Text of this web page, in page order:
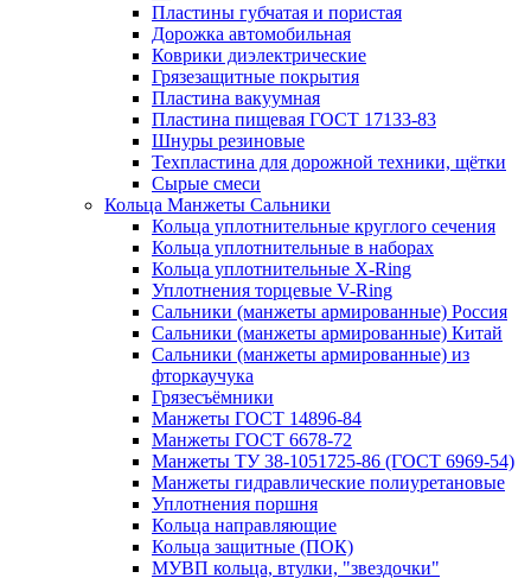
Пластины губчатая и пористая
Дорожка автомобильная
Коврики диэлектрические
Грязезащитные покрытия
Пластина вакуумная
Пластина пищевая ГОСТ 17133-83
Шнуры резиновые
Техпластина для дорожной техники, щётки
Сырые смеси
Кольца Манжеты Сальники
Кольца уплотнительные круглого сечения
Кольца уплотнительные в наборах
Кольца уплотнительные Х-Ring
Уплотнения торцевые V-Ring
Сальники (манжеты армированные) Россия
Сальники (манжеты армированные) Китай
Сальники (манжеты армированные) из
фторкаучука
Грязесъёмники
Манжеты ГОСТ 14896-84
Манжеты ГОСТ 6678-72
Манжеты ТУ 38-1051725-86 (ГОСТ 6969-54)
Манжеты гидравлические полиуретановые
Уплотнения поршня
Кольца направляющие
Кольца защитные (ПОК)
МУВП кольца, втулки, "звездочки"